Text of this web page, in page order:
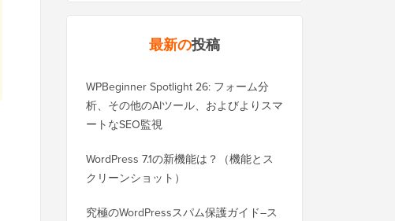
最新の投稿
WPBeginner Spotlight 26: フォーム分
析、その他のAIツール、およびよりスマ
ートなSEO監視
WordPress 7.1の新機能は？（機能とス
クリーンショット）
究極のWordPressスパム保護ガイド–ス